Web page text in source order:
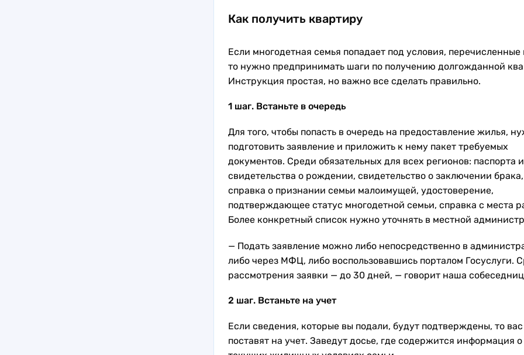
Как получить квартиру
Если многодетная семья попадает под условия,
то нужно предпринимать шаги по получению долгожданной
Инструкция простая, но важно все сделать правильно.
1 шаг. Встаньте в очередь
Для того, чтобы попасть в очередь на предоставление жилья,
подготовить заявление и приложить к нему пакет требуемых
документов. Среди обязательных для всех регионов: паспорта и
свидетельства о рождении, свидетельство о заключении брака,
справка о признании семьи малоимущей, удостоверение,
подтверждающее статус многодетной семьи, справка с места
Более конкретный список нужно уточнять в местной
— Подать заявление можно либо непосредственно в
либо через МФЦ, либо воспользовавшись порталом Госуслуги.
рассмотрения заявки — до 30 дней, — говорит наша
2 шаг. Встаньте на учет
Если сведения, которые вы подали, будут подтверждены, то вас
поставят на учет. Заведут досье, где содержится информация о